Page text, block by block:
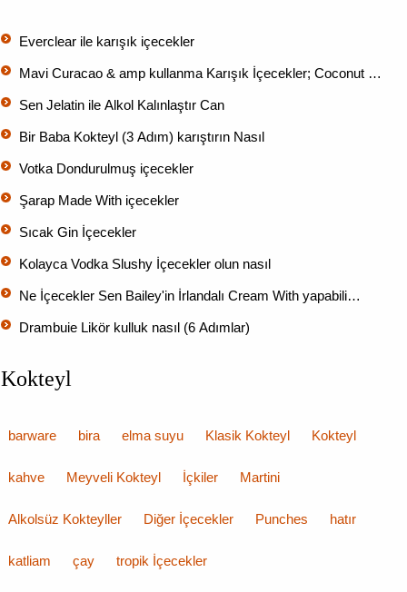
Everclear ile karışık içecekler
Mavi Curacao & amp kullanma Karışık İçecekler; Coconut …
Sen Jelatin ile Alkol Kalınlaştır Can
Bir Baba Kokteyl (3 Adım) karıştırın Nasıl
Votka Dondurulmuş içecekler
Şarap Made With içecekler
Sıcak Gin İçecekler
Kolayca Vodka Slushy İçecekler olun nasıl
Ne İçecekler Sen Bailey'in İrlandalı Cream With yapabili…
Drambuie Likör kulluk nasıl (6 Adımlar)
Kokteyl
barware bira elma suyu Klasik Kokteyl Kokteyl
kahve Meyveli Kokteyl İçkiler Martini
Alkolsüz Kokteyller Diğer İçecekler Punches hatır
katliam çay tropik İçecekler